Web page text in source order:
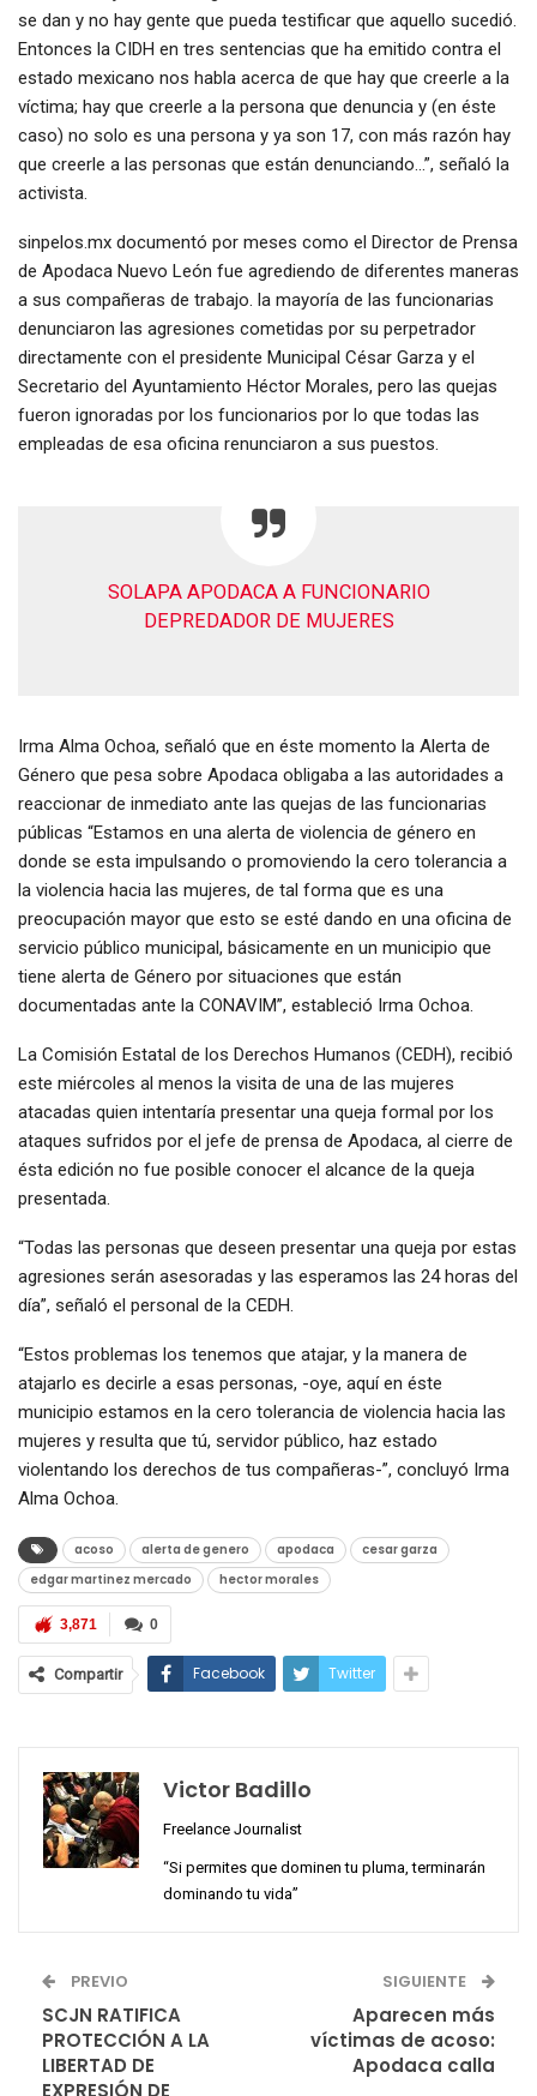
se dan y no hay gente que pueda testificar que aquello sucedió.
Entonces la CIDH en tres sentencias que ha emitido contra el
estado mexicano nos habla acerca de que hay que creerle a la
víctima; hay que creerle a la persona que denuncia y (en éste
caso) no solo es una persona y ya son 17, con más razón hay
que creerle a las personas que están denunciando…”, señaló la
activista.
sinpelos.mx documentó por meses como el Director de Prensa
de Apodaca Nuevo León fue agrediendo de diferentes maneras
a sus compañeras de trabajo. la mayoría de las funcionarias
denunciaron las agresiones cometidas por su perpetrador
directamente con el presidente Municipal César Garza y el
Secretario del Ayuntamiento Héctor Morales, pero las quejas
fueron ignoradas por los funcionarios por lo que todas las
empleadas de esa oficina renunciaron a sus puestos.
SOLAPA APODACA A FUNCIONARIO
DEPREDADOR DE MUJERES
Irma Alma Ochoa, señaló que en éste momento la Alerta de
Género que pesa sobre Apodaca obligaba a las autoridades a
reaccionar de inmediato ante las quejas de las funcionarias
públicas “Estamos en una alerta de violencia de género en
donde se esta impulsando o promoviendo la cero tolerancia a
la violencia hacia las mujeres, de tal forma que es una
preocupación mayor que esto se esté dando en una oficina de
servicio público municipal, básicamente en un municipio que
tiene alerta de Género por situaciones que están
documentadas ante la CONAVIM”, estableció Irma Ochoa.
La Comisión Estatal de los Derechos Humanos (CEDH), recibió
este miércoles al menos la visita de una de las mujeres
atacadas quien intentaría presentar una queja formal por los
ataques sufridos por el jefe de prensa de Apodaca, al cierre de
ésta edición no fue posible conocer el alcance de la queja
presentada.
“Todas las personas que deseen presentar una queja por estas
agresiones serán asesoradas y las esperamos las 24 horas del
día”, señaló el personal de la CEDH.
“Estos problemas los tenemos que atajar, y la manera de
atajarlo es decirle a esas personas, -oye, aquí en éste
municipio estamos en la cero tolerancia de violencia hacia las
mujeres y resulta que tú, servidor público, haz estado
violentando los derechos de tus compañeras-”, concluyó Irma
Alma Ochoa.
acoso alerta de genero apodaca
cesar garza
edgar martinez mercado
hector morales
0
3,871
Compartir Facebook Twitter
Victor Badillo
Freelance Journalist
“Si permites que dominen tu pluma, terminarán
dominando tu vida”
PREVIO
SCJN RATIFICA
PROTECCIÓN A LA
LIBERTAD DE
SIGUIENTE
Aparecen más
víctimas de acoso:
Apodaca calla